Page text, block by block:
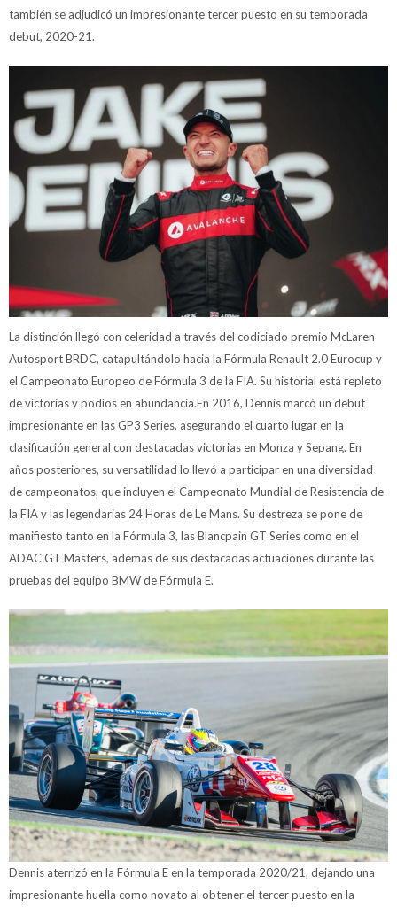
también se adjudicó un impresionante tercer puesto en su temporada
debut, 2020-21.
La distinción llegó con celeridad a través del codiciado premio McLaren
Autosport BRDC, catapultándolo hacia la Fórmula Renault 2.0 Eurocup y
el Campeonato Europeo de Fórmula 3 de la FIA. Su historial está repleto
de victorias y podios en abundancia.En 2016, Dennis marcó un debut
impresionante en las GP3 Series, asegurando el cuarto lugar en la
clasificación general con destacadas victorias en Monza y Sepang. En
años posteriores, su versatilidad lo llevó a participar en una diversidad
de campeonatos, que incluyen el Campeonato Mundial de Resistencia de
la FIA y las legendarias 24 Horas de Le Mans. Su destreza se pone de
manifiesto tanto en la Fórmula 3, las Blancpain GT Series como en el
ADAC GT Masters, además de sus destacadas actuaciones durante las
pruebas del equipo BMW de Fórmula E.
Dennis aterrizó en la Fórmula E en la temporada 2020/21, dejando una
impresionante huella como novato al obtener el tercer puesto en la